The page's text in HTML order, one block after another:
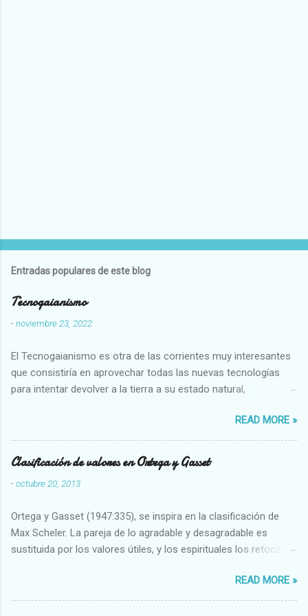
Entradas populares de este blog
Tecnogaianismo
-noviembre 23, 2022
El Tecnogaianismo es otra de las corrientes muy interesantes
que consistiría en aprovechar todas las nuevas tecnologías
para intentar devolver a la tierra a su estado natural,
READ MORE »
Clasificación de valores en Ortega y Gasset
-octubre 20, 2013
Ortega y Gasset (1947:335), se inspira en la clasificación de
Max Scheler. La pareja de lo agradable y desagradable es
sustituida por los valores útiles, y los espirituales los retoca.
Abundante-Escaso,etc 2 VITALES Sano-Enfermo Selecto-
Vulgar Enérgico-Inerte Fuerte-Débil,etc. 3 ESPIRITUALES a)
READ MORE »